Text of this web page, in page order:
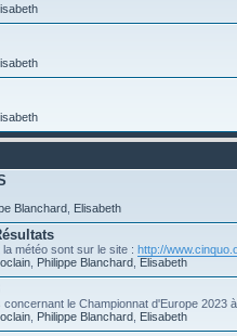
Blanchard Elisabeth
météo sont sur le site : http://
Philippe Blanchard Elisabeth
le Championnat d'Europe 2023
Philippe Blanchard Elisabeth